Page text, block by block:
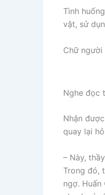
Tình
vật, sử
Chữ
Nghe đọc
Nhận
quay lại
– Này,
Trong đó,
ngợ.